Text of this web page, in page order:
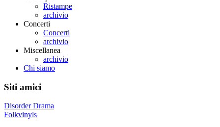
Ristampe
archivio
Concerti
Concerti
archivio
Miscellanea
archivio
Chi siamo
Siti amici
Disorder Drama
Folkvinyls